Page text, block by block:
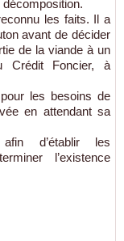
décomposition.
les faits. Il a
avant de décider
de la viande à un
Crédit Foncier, à
les besoins de
en attendant sa
d’établir les
l’existence